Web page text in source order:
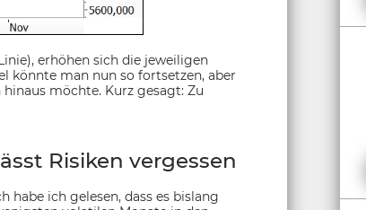
erhöhen sich die jeweiligen
könnte man nun so fortsetzen, aber
möchte. Kurz gesagt: Zu
Risiken vergessen
ich gelesen, dass es bislang